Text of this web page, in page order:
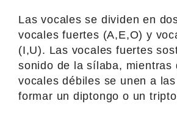
Las vocales se dividen en
vocales fuertes (A,E,O) y
(I,U). Las vocales fuertes
sonido de la sílaba, mientras
vocales débiles se unen a
formar un diptongo o un